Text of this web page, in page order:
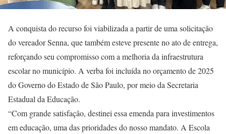
A conquista do recurso foi viabilizada a partir de uma solicitação
do vereador Senna, que também esteve presente no ato de entrega,
reforçando seu compromisso com a melhoria da infraestrutura
escolar no município. A verba foi incluída no orçamento de 2025
do Governo do Estado de São Paulo, por meio da Secretaria
Estadual da Educação.
“Com grande satisfação, destinei essa emenda para investimentos
em educação, uma das prioridades do nosso mandato. A Escola